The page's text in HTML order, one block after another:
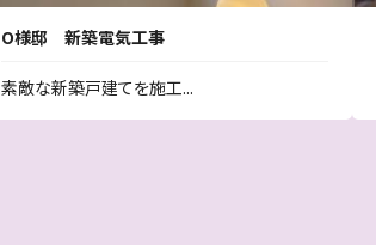
O様邸 新築電気工事
素敵な新築戸建てを施工...